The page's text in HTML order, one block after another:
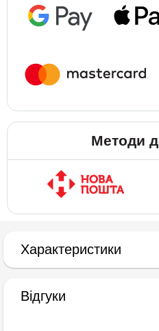
Методи
Характеристики
Відгуки